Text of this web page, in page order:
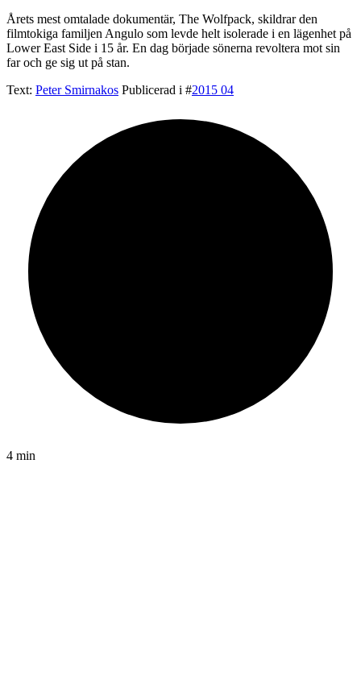
Årets mest omtalade dokumentär, The Wolfpack, skildrar den
filmtokiga familjen Angulo som levde helt isolerade i en lägenhet på
Lower East Side i 15 år. En dag började sönerna revoltera mot sin
far och ge sig ut på stan.
Text: Peter Smirnakos Publicerad i #2015 04
4 min